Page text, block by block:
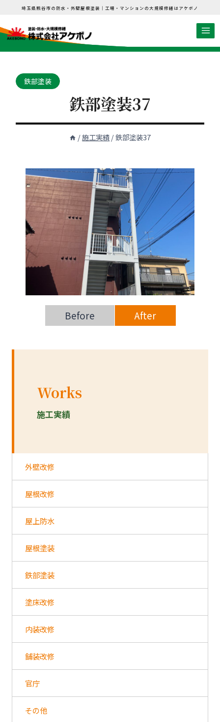
を
埼玉県熊谷市の防水・外壁屋根塗装｜工場・マンションの大規模修繕はアケボノ
鉄部塗装
鉄部塗装37
/施工実績/鉄部塗装37
Before After
Works
施工実績
外壁改修
屋根改修
屋上防水
屋根塗装
鉄部塗装
塗床改修
内装改修
舗装改修
官庁
その他